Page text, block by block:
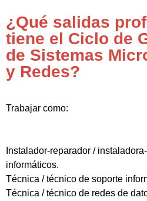
¿Qué salidas
tiene el Ciclo de
de Sistemas
y Redes?
Trabajar como:
Instalador-reparador /
informáticos.
Técnica / técnico de soporte
Técnica / técnico de redes de